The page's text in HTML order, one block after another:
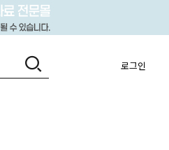
로그인